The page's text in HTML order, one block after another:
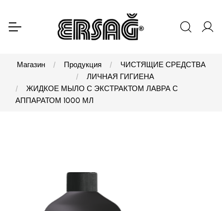
Магазин Продукция
ЧИСТЯЩИЕ СРЕДСТВА
ЛИЧНАЯ ГИГИЕНА
ЖИДКОЕ МЫЛО С ЭКСТРАКТОМ ЛАВРА С
АППАРАТОМ 1000 МЛ